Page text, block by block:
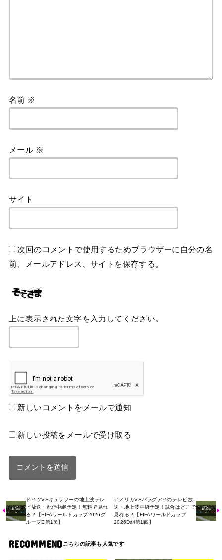
名前 ※
メール ※
サイト
次回のコメントで使用するためブラウザーに自分の名
前、メールアドレス、サイトを保存する。
上に表示された文字を入力してください。
新しいコメントをメールで通知
新しい投稿をメールで受け取る
ドイツVSキュラソーの地上波テレ
ビ放送・配信中継予定！無料で見れ
る？【FIFAワールドカップ2026グ
ループE第1節】
アメリカVSパラグアイのテレビ放
送・地上波中継予定！試合はどこで
見れる？【FIFAワールドカップ
2026D組第1戦】
RECOMMEND